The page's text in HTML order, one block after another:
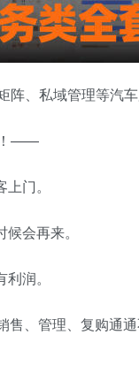
阵、私域管理等汽
！——
门。
会再来。
润。
、管理、复购通通